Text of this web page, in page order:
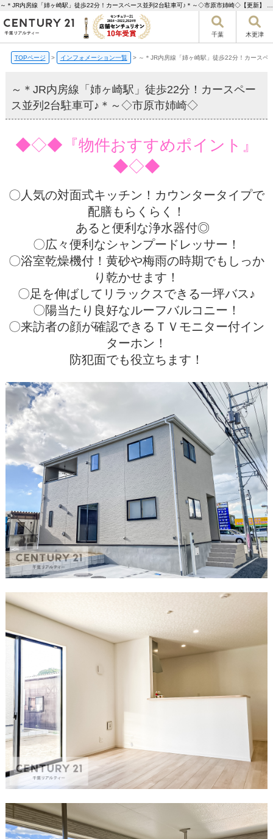
千葉 木更津
TOPページ > インフォメーション一覧 > ～＊JR内房線「姉ヶ崎駅」徒歩22分！カース
～＊JR内房線「姉ヶ崎駅」徒歩22分！カースペー
ス並列2台駐車可♪＊～◇市原市姉崎◇
◆◇◆『物件おすすめポイント』
◆◇◆
〇人気の対面式キッチン！カウンタータイプで
配膳もらくらく！
あると便利な浄水器付◎
〇広々便利なシャンプードレッサー！
〇浴室乾燥機付！黄砂や梅雨の時期でもしっか
り乾かせます！
〇足を伸ばしてリラックスできる一坪バス♪
〇陽当たり良好なルーフバルコニー！
〇来訪者の顔が確認できるＴＶモニター付イン
ターホン！
防犯面でも役立ちます！